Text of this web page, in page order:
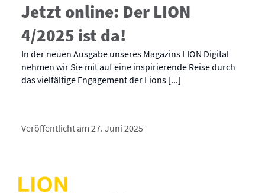
Jetzt online: Der LION
4/2025 ist da!
In der neuen Ausgabe unseres Magazins LION Digital
nehmen wir Sie mit auf eine inspirierende Reise durch
das vielfältige Engagement der Lions [...]
Veröffentlicht am 27. Juni 2025